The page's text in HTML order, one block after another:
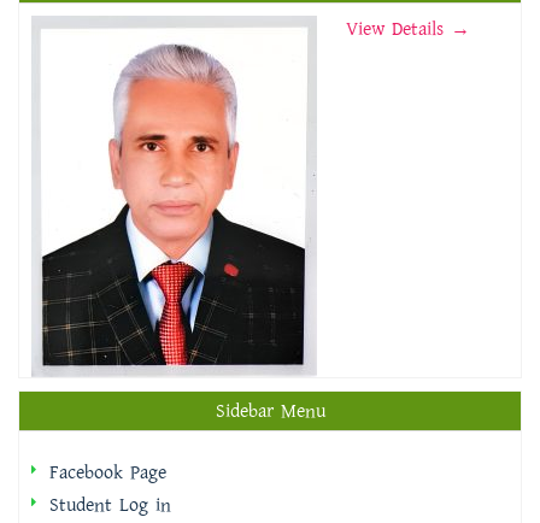
View Details →
Sidebar Menu
Facebook Page
Student Log in